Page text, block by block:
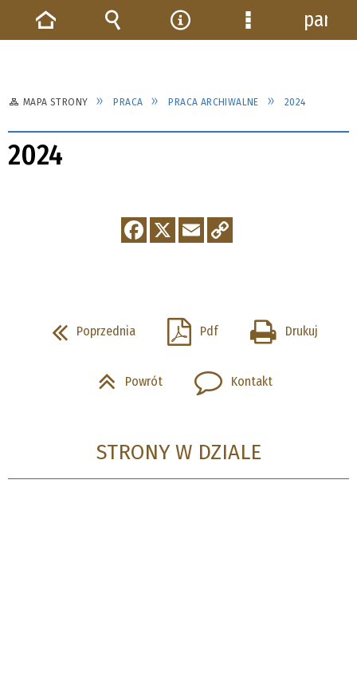
MAPA STRONY PRACA PRACA ARCHIWALNE 2024
2024
Poprzednia Pdf Drukuj
Powrót Kontakt
STRONY W DZIALE
Strona Wyszukiwarka
NarzędziaMenu
panel